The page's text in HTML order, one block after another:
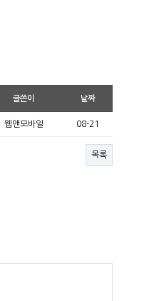
글쓴이 날짜
웹앤모바일 08-21
목록